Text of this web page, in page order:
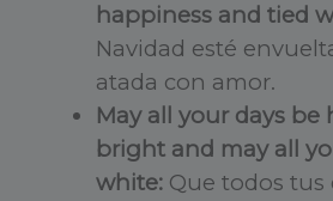
happiness and tied
Navidad esté
atada con amor.
May all your days be
bright and may all
white: Que todos tus